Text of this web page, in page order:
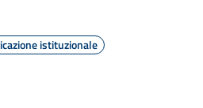
istituzionale